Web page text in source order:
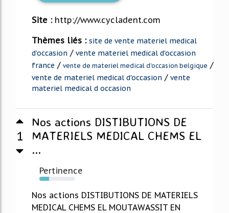
Site : http://www.cycladent.com
Thèmes liés : site de vente materiel medical
d'occasion / vente materiel medical d'occasion
france / vente de materiel medical d'occasion belgique /
vente de materiel medical d'occasion / vente
materiel medical d occasion
1
Nos actions DISTIBUTIONS DE
MATERIELS MEDICAL CHEMS EL
...
Pertinence
27%
Nos actions DISTIBUTIONS DE MATERIELS
MEDICAL CHEMS EL MOUTAWASSIT EN